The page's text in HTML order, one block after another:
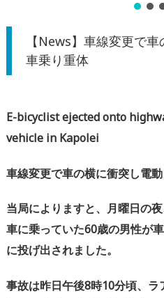
【News】車線変更で
車乗り重体
E-bicyclist ejected onto
vehicle in Kapolei
車線変更で車の横に衝突し電動
当局によりますと、月曜日の夜
車に乗っていた60歳の男性が
に投げ出されました。
事故は昨日午後8時10分頃、ラ